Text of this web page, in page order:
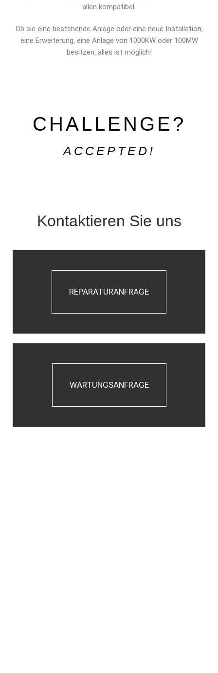
allen kompatibel.
Ob sie eine bestehende Anlage oder eine neue Installation,
eine Erweiterung, eine Anlage von 1000KW oder 100MW
besitzen, alles ist möglich!
CHALLENGE?
ACCEPTED!
Kontaktieren Sie uns
REPARATURANFRAGE
WARTUNGSANFRAGE